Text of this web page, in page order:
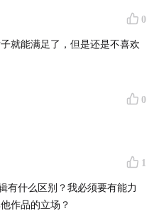
0
就能满足了，但是还是不喜欢
0
1
有什么区别？我必须要有能力
作品的立场？